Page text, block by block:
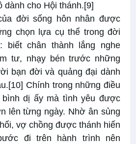
dành cho Hội thánh.[9]
đời sống hôn nhân được
chọn lựa cụ thể trong đời
biết chân thành lắng nghe
tư, nhạy bén trước những
bạn đời và quảng đại dành
[10] Chính trong những điều
dị ấy mà tình yêu được
lên từng ngày. Nhờ ân sủng
vợ chồng được thánh hiến
đi trên hành trình nên